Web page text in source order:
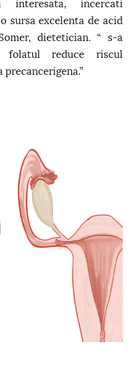
interesata, incercati
sursa excelenta de acid
dietetician. “ s-a
folatul reduce riscul